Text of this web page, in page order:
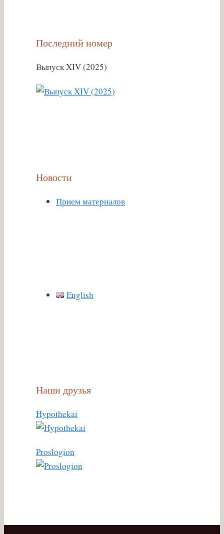
Последний номер
Выпуск XIV (2025)
Новости
Прием материалов
English
Наши друзья
Hypothekai
Proslogion